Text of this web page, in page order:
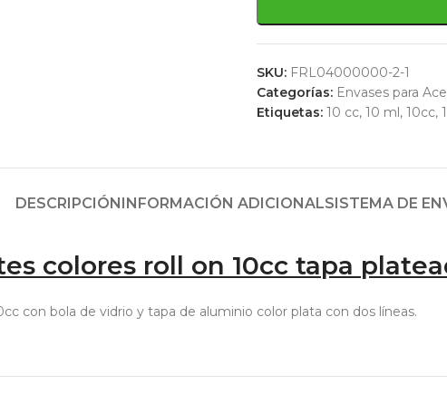
SKU: FRL04000000-2-1
Categorías: Envases para
Etiquetas: 10 cc, 10 ml, 10cc,
DESCRIPCIÓNINFORMACIÓN ADICIONALSISTEMA DE
colores roll on 10cc tapa
con bola de vidrio y tapa de aluminio color plata con dos líneas.